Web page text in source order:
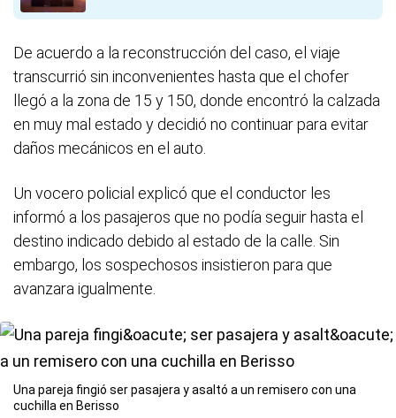
De acuerdo a la reconstrucción del caso, el viaje
transcurrió sin inconvenientes hasta que el chofer
llegó a la zona de 15 y 150, donde encontró la calzada
en muy mal estado y decidió no continuar para evitar
daños mecánicos en el auto.
Un vocero policial explicó que el conductor les
informó a los pasajeros que no podía seguir hasta el
destino indicado debido al estado de la calle. Sin
embargo, los sospechosos insistieron para que
avanzara igualmente.
Una pareja fingió ser pasajera y asaltó a un remisero con una
cuchilla en Berisso